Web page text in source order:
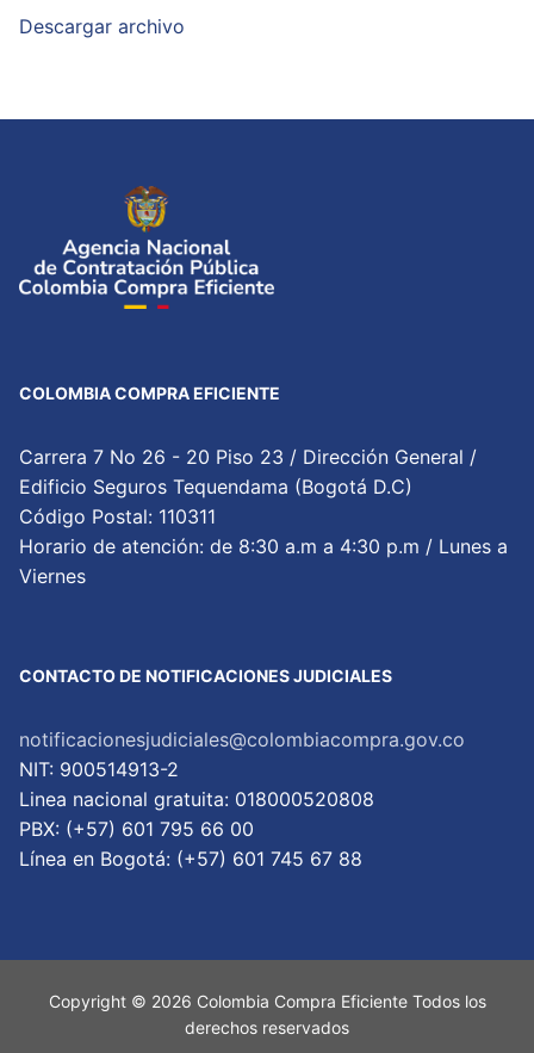
Descargar archivo
COLOMBIA COMPRA EFICIENTE
Carrera 7 No 26 - 20 Piso 23 / Dirección General /
Edificio Seguros Tequendama (Bogotá D.C)
Código Postal: 110311
Horario de atención: de 8:30 a.m a 4:30 p.m / Lunes a
Viernes
CONTACTO DE NOTIFICACIONES JUDICIALES
notificacionesjudiciales@colombiacompra.gov.co
NIT: 900514913-2
Linea nacional gratuita: 018000520808
PBX: (+57) 601 795 66 00
Lí­nea en Bogotá: (+57) 601 745 67 88
Copyright © 2026 Colombia Compra Eficiente Todos los
derechos reservados